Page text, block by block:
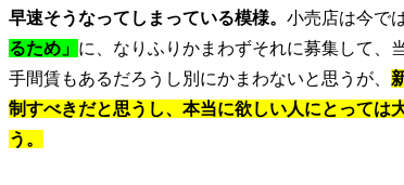
早速そうなってしまっている模様。 小売店は今で
るため」 に、なりふりかまわずそれに募集して、
手間賃もあるだろうし別にかまわないと思うが、
制すべきだと思うし、本当に欲しい人にとっては
う。